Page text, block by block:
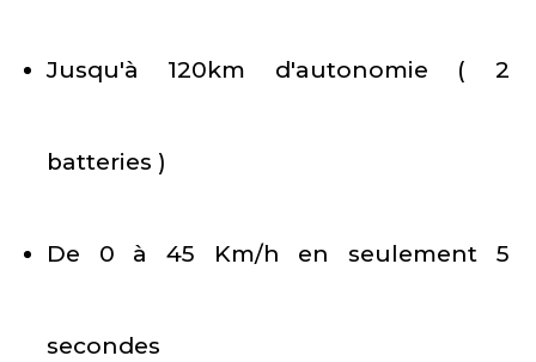
Jusqu'à 120km d'autonomie ( 2
batteries )
De 0 à 45 Km/h en seulement 5
secondes